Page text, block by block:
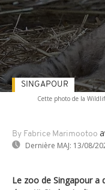
Cette photo de la
By Fabrice Marimootoo
Dernière MAJ: 13/08/
SINGAPOUR
Le zoo de Singapour a